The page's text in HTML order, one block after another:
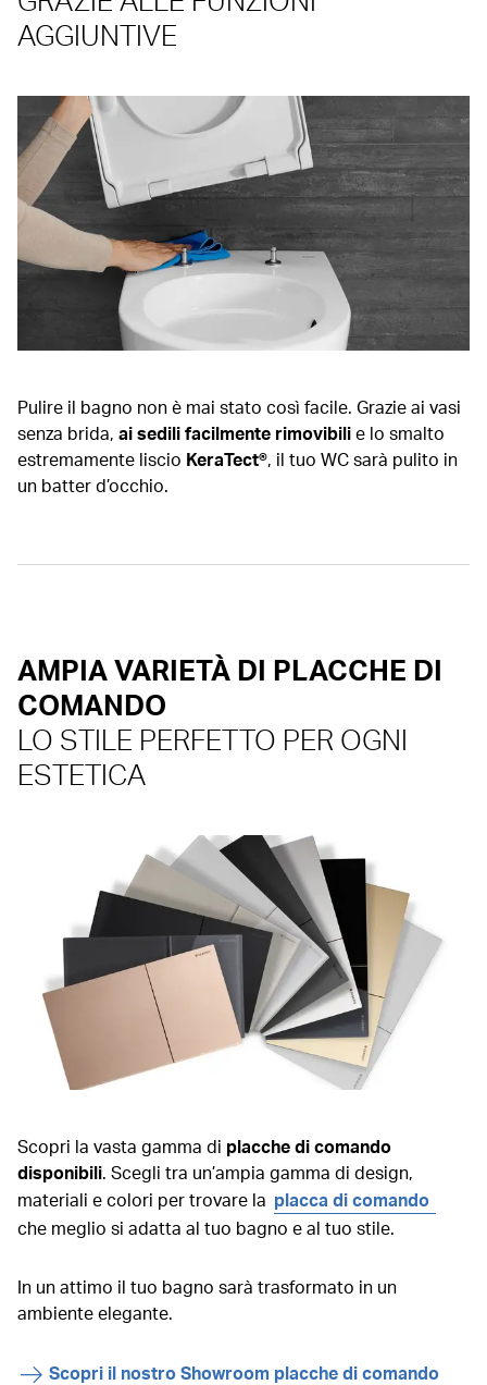
AGGIUNTIVE
Pulire il bagno non è mai stato così facile. Grazie ai vasi
senza brida, ai sedili facilmente rimovibilie lo smalto
estremamente liscio KeraTect®, il tuo WC sarà pulito in
un batter d’occhio.
AMPIA VARIETÀ DI PLACCHE DI
COMANDO
LO STILE PERFETTO PER OGNI
ESTETICA
Scopri la vasta gamma di placche di comando
disponibili. Scegli tra un’ampia gamma di design,
materiali e colori per trovare la placca di comando
che meglio si adatta al tuo bagno e al tuo stile.
In un attimo il tuo bagno sarà trasformato in un
ambiente elegante.
Scopri il nostro Showroom placche di comando